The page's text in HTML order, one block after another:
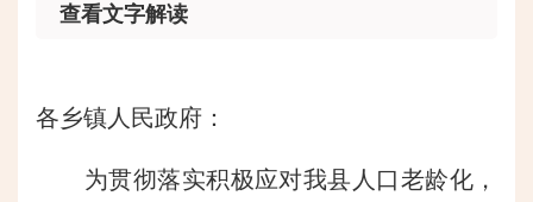
查看文字解读
各乡镇人民政府：
为贯彻落实积极应对我县人口老龄化，